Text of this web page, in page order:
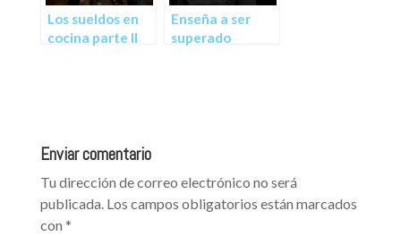
Los sueldos en
cocina parte II
Enseña a ser
superado
Enviar comentario
Tu dirección de correo electrónico no será
publicada. Los campos obligatorios están marcados
con *